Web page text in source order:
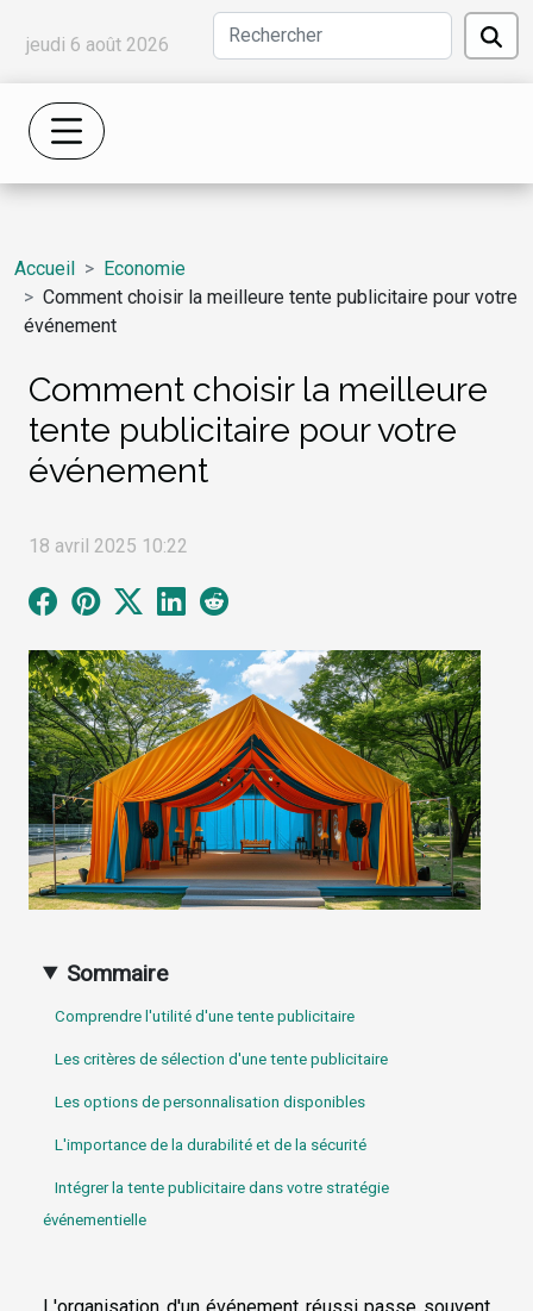
jeudi 6 août 2026
Accueil
Economie
Comment choisir la meilleure tente publicitaire pour votre
événement
Comment choisir la meilleure
tente publicitaire pour votre
événement
18 avril 2025 10:22
Sommaire
Comprendre l'utilité d'une tente publicitaire
Les critères de sélection d'une tente publicitaire
Les options de personnalisation disponibles
L'importance de la durabilité et de la sécurité
Intégrer la tente publicitaire dans votre stratégie
événementielle
L'organisation d'un événement réussi passe souvent